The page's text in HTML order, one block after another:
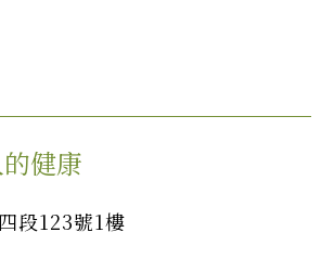
健康
段123號1樓